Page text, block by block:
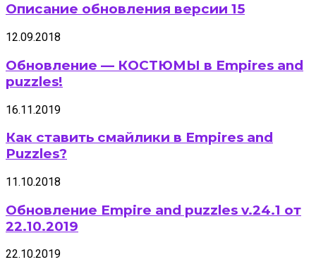
Описание обновления версии 15
12.09.2018
Обновление — КОСТЮМЫ в Empires and
puzzles!
16.11.2019
Как ставить смайлики в Empires and
Puzzles?
11.10.2018
Обновление Empire and puzzles v.24.1 от
22.10.2019
22.10.2019